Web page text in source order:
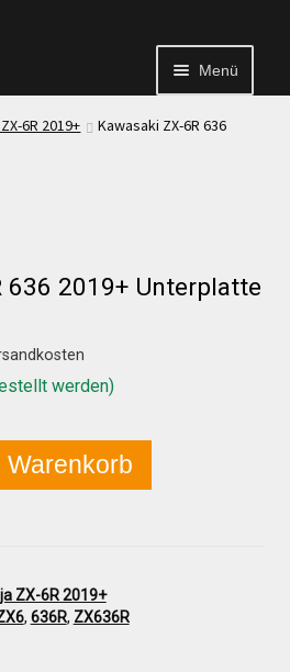
Menü
6R 2019+
Kawasaki ZX-6R 636
636 2019+ Unterplatte
werden)
Warenkorb
ZX-6R 2019+
, 636R, ZX636R